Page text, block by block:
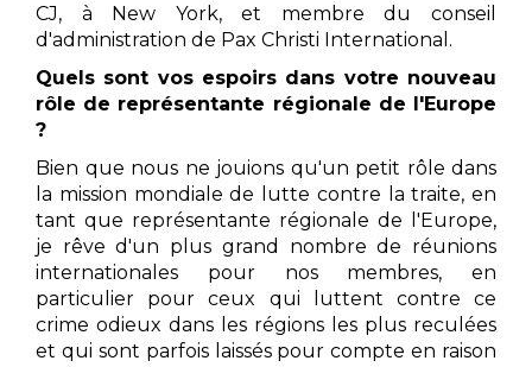
CJ, à New York, et membre du conseil
d'administration de Pax Christi International.
Quels sont vos espoirs dans votre nouveau
rôle de représentante régionale de l'Europe
?
Bien que nous ne jouions qu'un petit rôle dans
la mission mondiale de lutte contre la traite, en
tant que représentante régionale de l'Europe,
je rêve d'un plus grand nombre de réunions
internationales pour nos membres, en
particulier pour ceux qui luttent contre ce
crime odieux dans les régions les plus reculées
et qui sont parfois laissés pour compte en raison